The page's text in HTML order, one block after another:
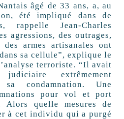
âgé de 33 ans, a, au
été impliqué dans de
rappelle Jean-Charles
agressions, des outrages,
des armes artisanales ont
sa cellule”, explique le
terroriste. “Il avait
extrêmement
condamnation. Une
pour vol et port
Alors quelle mesures de
à cet individu qui a purgé